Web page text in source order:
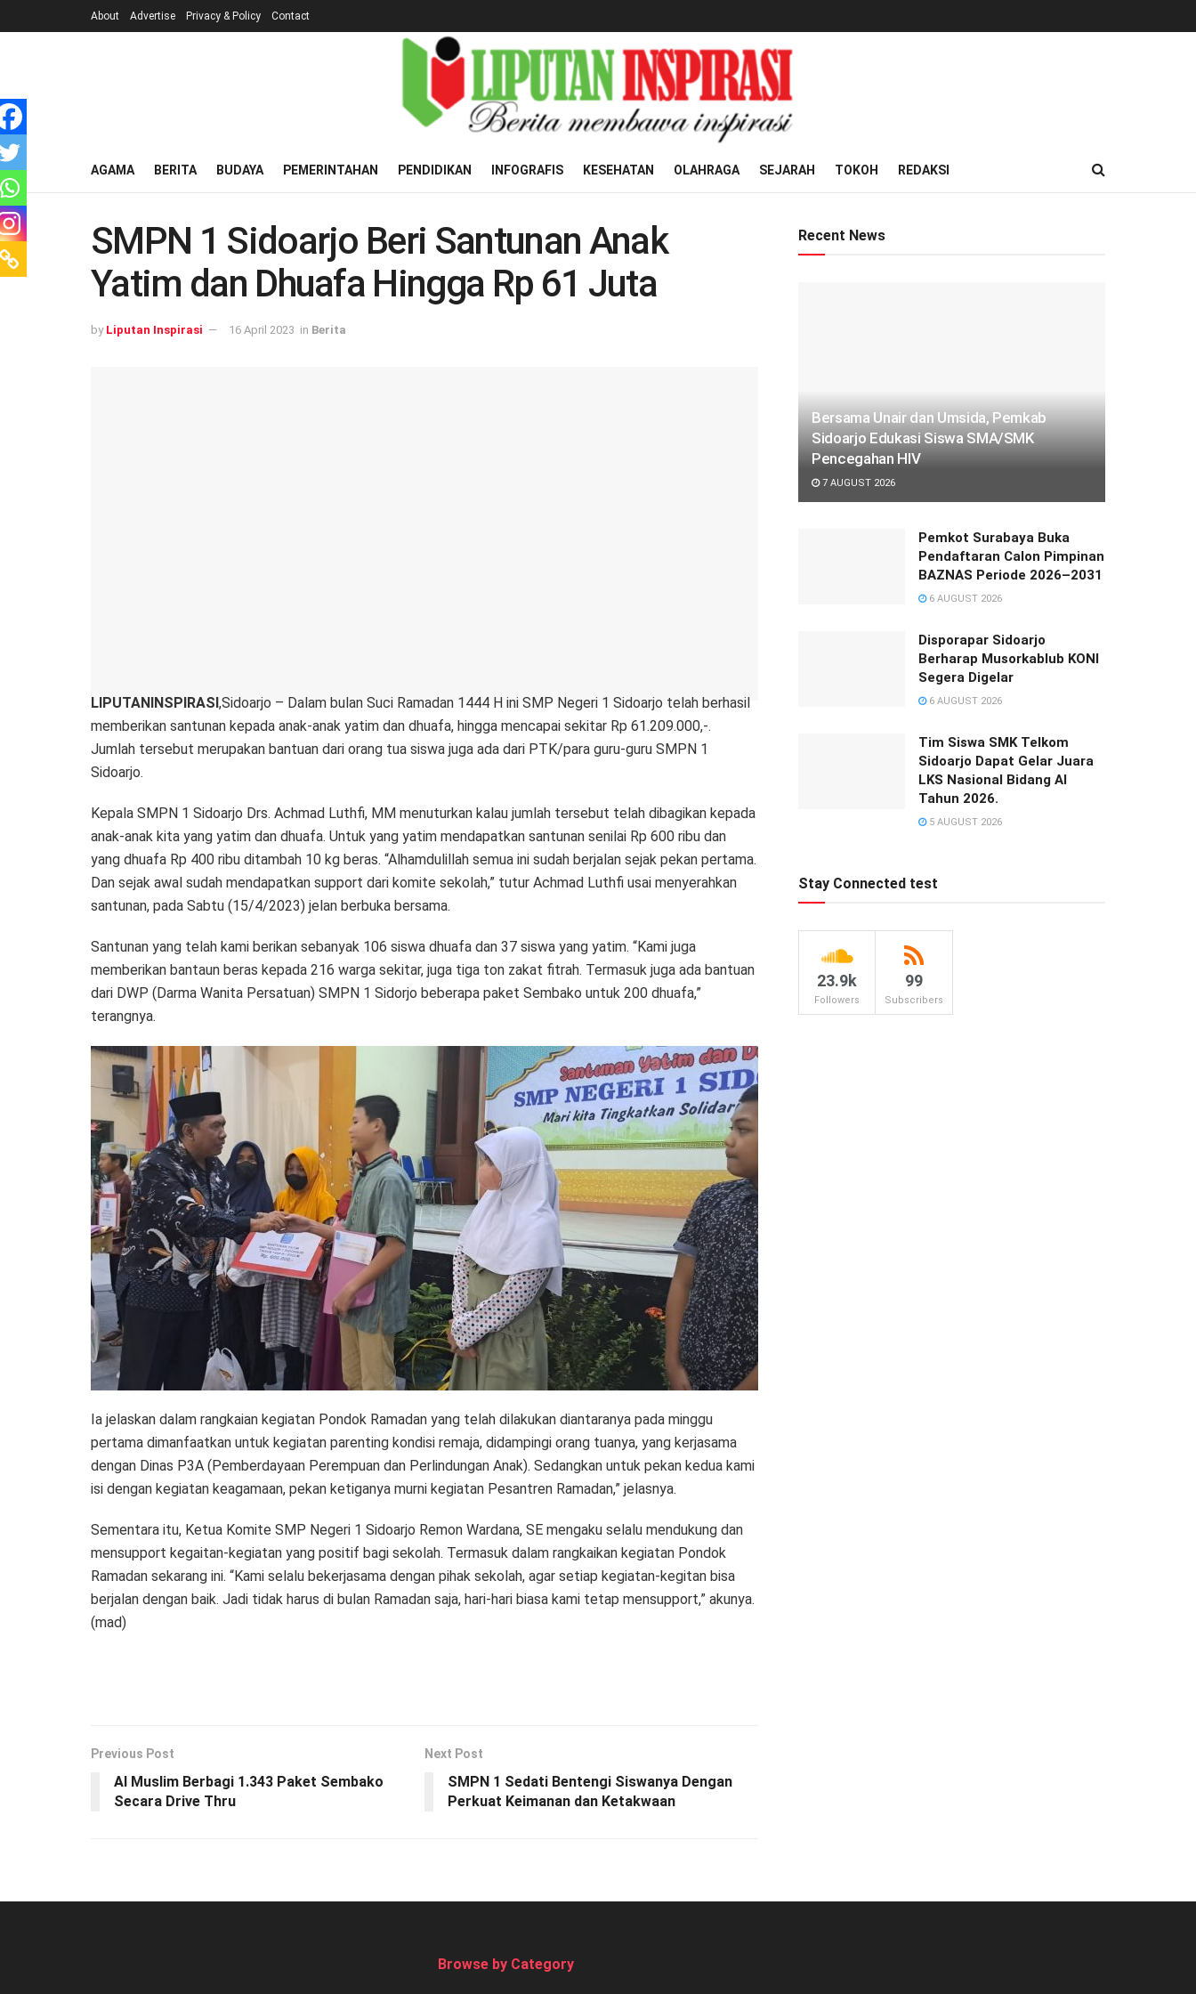
About Advertise Privacy & Policy Contact
AGAMA BERITA BUDAYA PEMERINTAHAN PENDIDIKAN INFOGRAFIS KESEHATAN OLAHRAGA SEJARAH TOKOH REDAKSI
SMPN 1 Sidoarjo Beri Santunan Anak
Yatim dan Dhuafa Hingga Rp 61 Juta
by Liputan Inspirasi 16 April 2023 in Berita
LIPUTANINSPIRASI,Sidoarjo – Dalam bulan Suci Ramadan 1444 H ini SMP Negeri 1 Sidoarjo telah berhasil
memberikan santunan kepada anak-anak yatim dan dhuafa, hingga mencapai sekitar Rp 61.209.000,-.
Jumlah tersebut merupakan bantuan dari orang tua siswa juga ada dari PTK/para guru-guru SMPN 1
Sidoarjo.
Kepala SMPN 1 Sidoarjo Drs. Achmad Luthfi, MM menuturkan kalau jumlah tersebut telah dibagikan kepada
anak-anak kita yang yatim dan dhuafa. Untuk yang yatim mendapatkan santunan senilai Rp 600 ribu dan
yang dhuafa Rp 400 ribu ditambah 10 kg beras. “Alhamdulillah semua ini sudah berjalan sejak pekan pertama.
Dan sejak awal sudah mendapatkan support dari komite sekolah,” tutur Achmad Luthfi usai menyerahkan
santunan, pada Sabtu (15/4/2023) jelan berbuka bersama.
Santunan yang telah kami berikan sebanyak 106 siswa dhuafa dan 37 siswa yang yatim. “Kami juga
memberikan bantaun beras kepada 216 warga sekitar, juga tiga ton zakat fitrah. Termasuk juga ada bantuan
dari DWP (Darma Wanita Persatuan) SMPN 1 Sidorjo beberapa paket Sembako untuk 200 dhuafa,”
terangnya.
Ia jelaskan dalam rangkaian kegiatan Pondok Ramadan yang telah dilakukan diantaranya pada minggu
pertama dimanfaatkan untuk kegiatan parenting kondisi remaja, didampingi orang tuanya, yang kerjasama
dengan Dinas P3A (Pemberdayaan Perempuan dan Perlindungan Anak). Sedangkan untuk pekan kedua kami
isi dengan kegiatan keagamaan, pekan ketiganya murni kegiatan Pesantren Ramadan,” jelasnya.
Sementara itu, Ketua Komite SMP Negeri 1 Sidoarjo Remon Wardana, SE mengaku selalu mendukung dan
mensupport kegaitan-kegiatan yang positif bagi sekolah. Termasuk dalam rangkaikan kegiatan Pondok
Ramadan sekarang ini. “Kami selalu bekerjasama dengan pihak sekolah, agar setiap kegiatan-kegitan bisa
berjalan dengan baik. Jadi tidak harus di bulan Ramadan saja, hari-hari biasa kami tetap mensupport,” akunya.
(mad)
Previous Post
Al Muslim Berbagi 1.343 Paket Sembako
Secara Drive Thru
Next Post
SMPN 1 Sedati Bentengi Siswanya Dengan
Perkuat Keimanan dan Ketakwaan
Recent News
Bersama Unair dan Umsida, Pemkab
Sidoarjo Edukasi Siswa SMA/SMK
Pencegahan HIV
7 AUGUST 2026
Pemkot Surabaya Buka
Pendaftaran Calon Pimpinan
BAZNAS Periode 2026–2031
6 AUGUST 2026
Disporapar Sidoarjo
Berharap Musorkablub KONI
Segera Digelar
6 AUGUST 2026
Tim Siswa SMK Telkom
Sidoarjo Dapat Gelar Juara
LKS Nasional Bidang AI
Tahun 2026.
5 AUGUST 2026
Stay Connected test
23.9k
Followers
99
Subscribers
Browse by Category